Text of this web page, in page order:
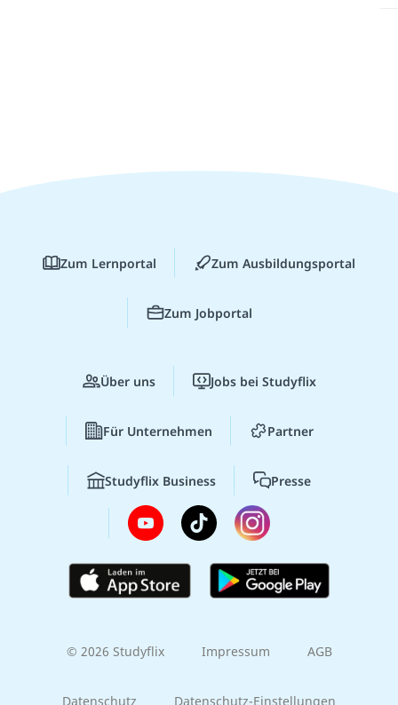
Zum Lernportal Zum Ausbildungsportal
Zum Jobportal
Über uns Jobs bei Studyflix
Für Unternehmen Partner
Studyflix Business Presse
© 2026 Studyflix Impressum AGB
Datenschutz Datenschutz-Einstellungen